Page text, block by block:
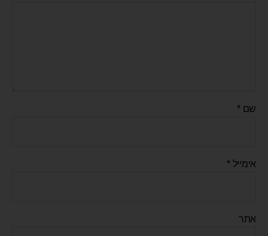
שם*
אימייל*
אתר